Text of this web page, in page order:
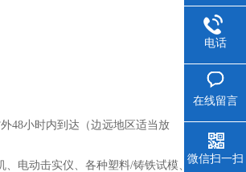
48小时内到达（边远地区适当放
、电动击实仪、各种塑料/铸铁试模、
电话
在线留言
微信扫一扫